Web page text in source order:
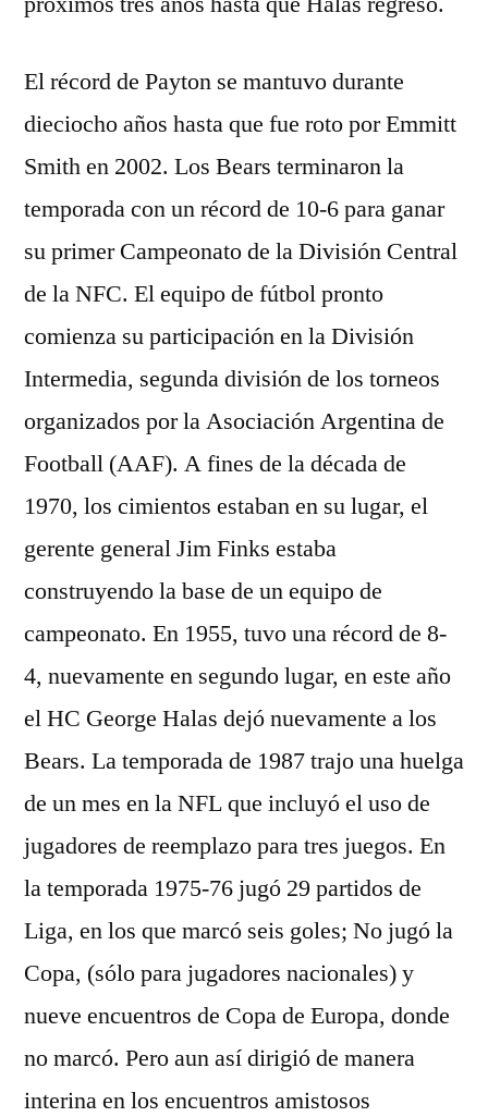
El récord de Payton se mantuvo durante
dieciocho años hasta que fue roto por Emmitt
Smith en 2002. Los Bears terminaron la
temporada con un récord de 10-6 para ganar
su primer Campeonato de la División Central
de la NFC. El equipo de fútbol pronto
comienza su participación en la División
Intermedia, segunda división de los torneos
organizados por la Asociación Argentina de
Football (AAF). A fines de la década de
1970, los cimientos estaban en su lugar, el
gerente general Jim Finks estaba
construyendo la base de un equipo de
campeonato. En 1955, tuvo una récord de 8-
4, nuevamente en segundo lugar, en este año
el HC George Halas dejó nuevamente a los
Bears. La temporada de 1987 trajo una huelga
de un mes en la NFL que incluyó el uso de
jugadores de reemplazo para tres juegos. En
la temporada 1975-76 jugó 29 partidos de
Liga, en los que marcó seis goles; No jugó la
Copa, (sólo para jugadores nacionales) y
nueve encuentros de Copa de Europa, donde
no marcó. Pero aun así dirigió de manera
interina en los encuentros amistosos